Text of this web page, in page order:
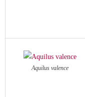
Aquilus valence